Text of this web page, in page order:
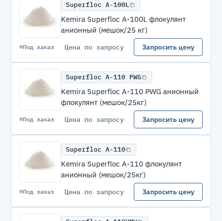
Superfloc A-100L
Kemira Superfloc A-100L флокулянт
анионный (мешок/25 кг)
Под заказ Цена по запросу Запросить цену
Superfloc A-110 PWG
Kemira Superfloc A-110 PWG анионный
флокулянт (мешок/25кг)
Под заказ Цена по запросу Запросить цену
Superfloc A-110
Kemira Superfloc A-110 флокулянт
анионный (мешок/25кг)
Под заказ Цена по запросу Запросить цену